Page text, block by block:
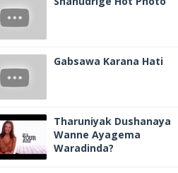
Gabsawa Karana Hati
Tharuniyak Dushanaya
Wanne Ayagema
Waradinda?